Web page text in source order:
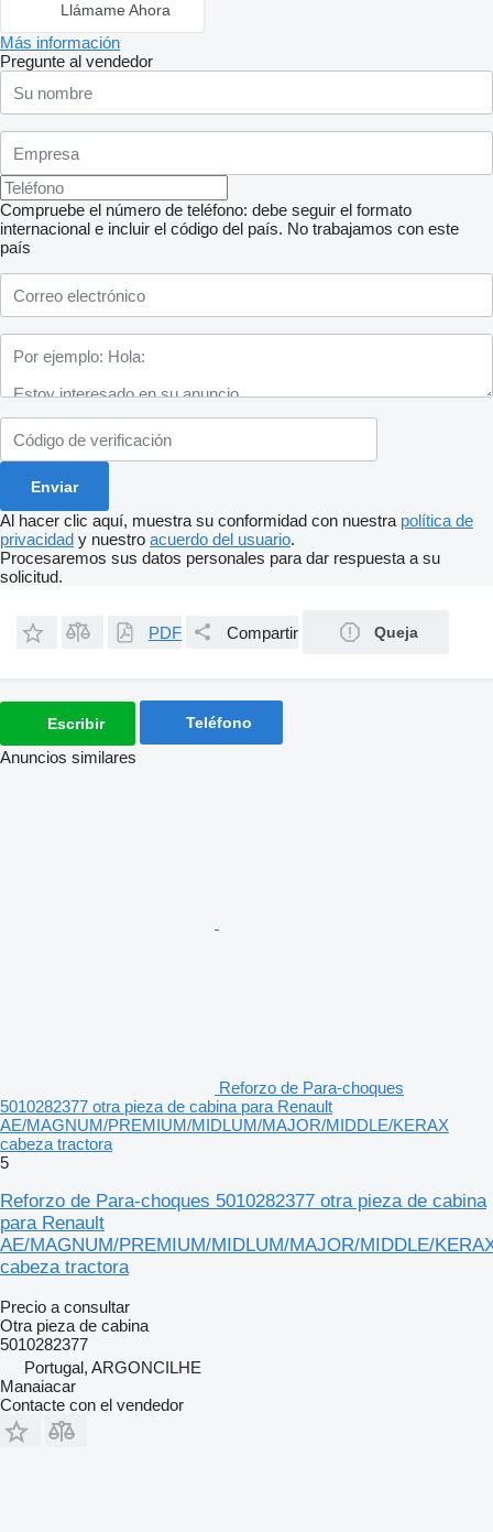
Llámame Ahora
Más información
Pregunte al vendedor
Compruebe el número de teléfono: debe seguir el formato
internacional e incluir el código del país. No trabajamos con este
país
Al hacer clic aquí, muestra su conformidad con nuestra política de
privacidad y nuestro acuerdo del usuario.
Procesaremos sus datos personales para dar respuesta a su
solicitud.
PDF Compartir Queja
Escribir Teléfono
Anuncios similares
Reforzo de Para-choques
5010282377 otra pieza de cabina para Renault
AE/MAGNUM/PREMIUM/MIDLUM/MAJOR/MIDDLE/KERAX
cabeza tractora
5
Reforzo de Para-choques 5010282377 otra pieza de cabina
para Renault
AE/MAGNUM/PREMIUM/MIDLUM/MAJOR/MIDDLE/
cabeza tractora
Precio a consultar
Otra pieza de cabina
5010282377
Portugal, ARGONCILHE
Manaiacar
Contacte con el vendedor